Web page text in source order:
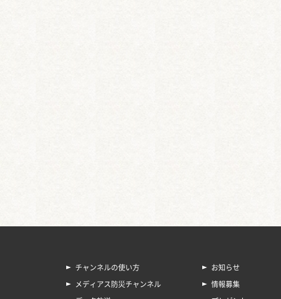
チャンネルの使い方
メディアス防災チャンネル
お知らせ
情報募集